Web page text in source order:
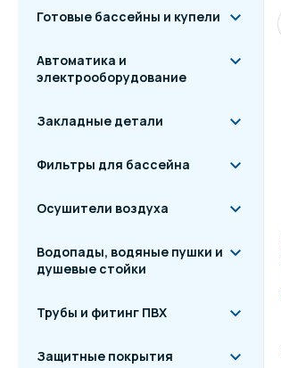
Готовые бассейны и купели
Автоматика и
электрооборудование
Закладные детали
Фильтры для бассейна
Осушители воздуха
Водопады, водяные пушки и
душевые стойки
Трубы и фитинг ПВХ
Защитные покрытия